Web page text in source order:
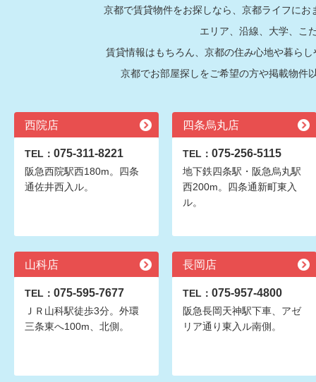
京都で賃貸物件をお探しなら、京都ライフに
エリア、沿線、大学、こ
賃貸情報はもちろん、京都の住み心地や暮ら
京都でお部屋探しをご希望の方や掲載物件
西院店
TEL： 075-311-8221
阪急西院駅西180m。四条
通佐井西入ル。
四条烏丸店
TEL： 075-256-5115
地下鉄四条駅・阪急烏丸駅
西200m。四条通新町東入
ル。
山科店
TEL： 075-595-7677
ＪＲ山科駅徒歩3分。外環
三条東へ100m、北側。
長岡店
TEL： 075-957-4800
阪急長岡天神駅下車、アゼ
リア通り東入ル南側。